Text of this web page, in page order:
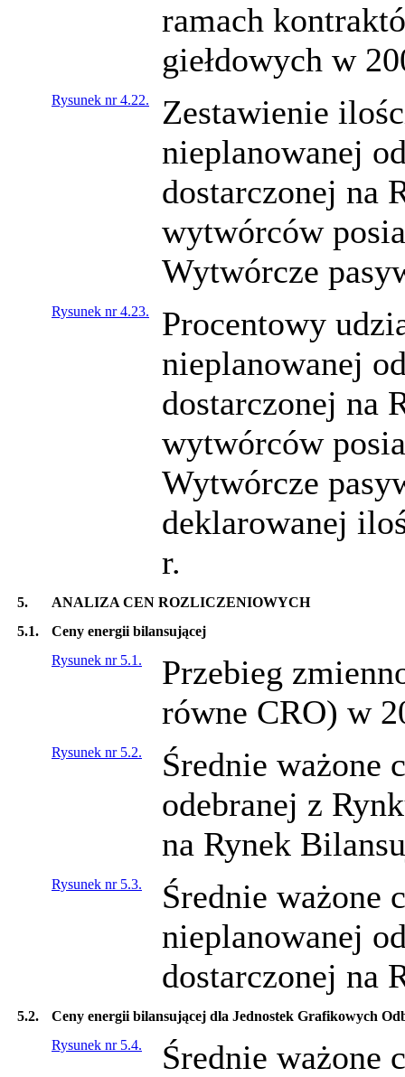
ramach
giełdowych w
Rysunek nr 4.22.
Zestawienie
nieplanowanej
dostarczonej na
wytwórców
Wytwórcze
Rysunek nr 4.23.
Procentowy
nieplanowanej
dostarczonej na
wytwórców
Wytwórcze
deklarowanej
r.
5.
ANALIZA CEN ROZLICZENIOWYCH
5.1.
Ceny energii bilansującej
Rysunek nr 5.1.
Przebieg
równe CRO) w
Rysunek nr 5.2.
Średnie ważone
odebranej z
na Rynek
Rysunek nr 5.3.
Średnie ważone
nieplanowanej
dostarczonej na
5.2.
Ceny energii bilansującej dla Jednostek Grafikowych
Rysunek nr 5.4.
Średnie ważone